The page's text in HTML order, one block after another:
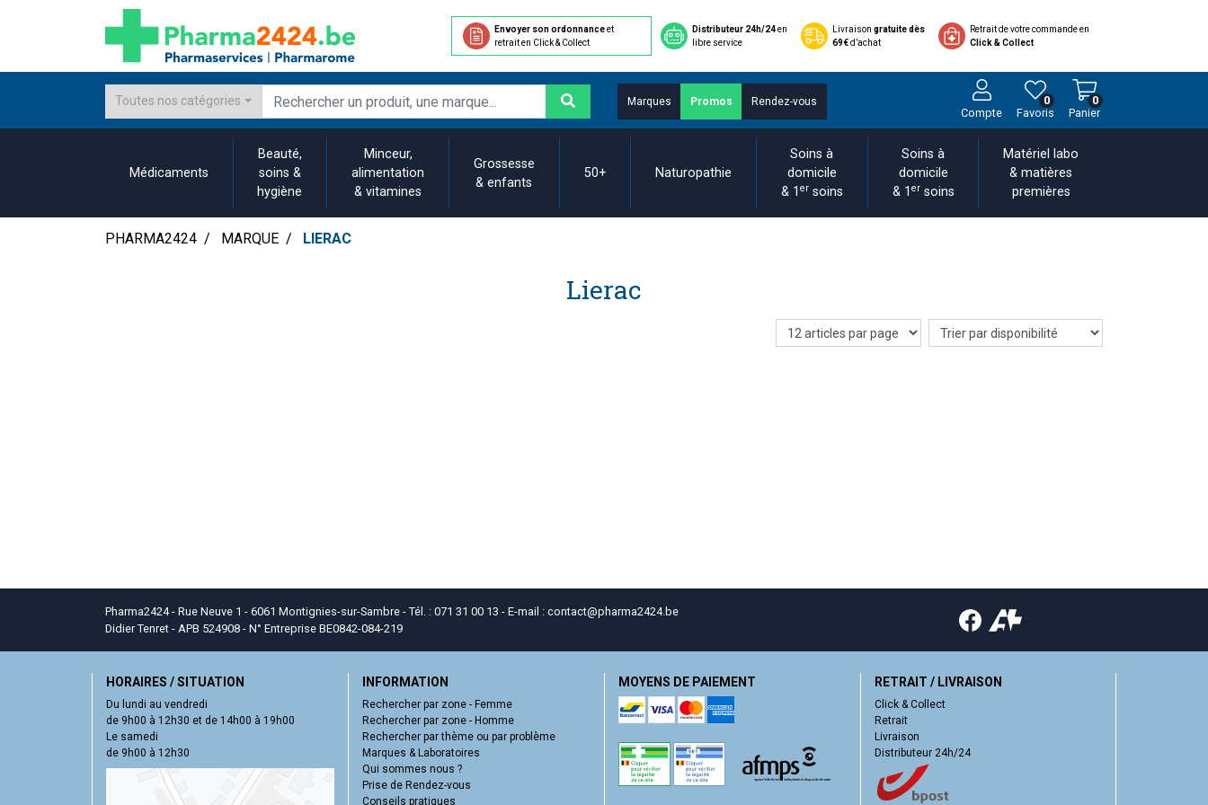
Envoyer son ordonnanceet
retrait en Click & Collect
Distributeur 24h/24en
libre service
Livraisongratuite dès
69€d’achat
Retrait de votre commande en
Click & Collect
Toutes nos catégories Marques Promos Rendez-vous
Compte Favoris
0
Panier
0
Médicaments
Beauté,
soins &
hygiène
Minceur,
alimentation
& vitamines
Grossesse
& enfants
50+ Naturopathie
Soins à
domicile
& 1 ersoins
Soins à
domicile
& 1 ersoins
Matériel labo
& matières
premières
PHARMA2424 MARQUE LIERAC
Lierac
Pharma2424 - Rue Neuve 1 - 6061 Montignies-sur-Sambre - Tél. : 071 31 00 13 - E-mail : contact@pharma2424.be
Didier Tenret - APB 524908 - N° Entreprise BE0842-084-219
HORAIRES / SITUATION
Du lundi au vendredi
de 9h00 à 12h30 et de 14h00 à 19h00
Le samedi
de 9h00 à 12h30
INFORMATION
Rechercher par zone - Femme
Rechercher par zone - Homme
Rechercher par thème ou par problème
Marques & Laboratoires
Qui sommes nous ?
Prise de Rendez-vous
Conseils pratiques
MOYENS DE PAIEMENT RETRAIT / LIVRAISON
Click & Collect
Retrait
Livraison
Distributeur 24h/24